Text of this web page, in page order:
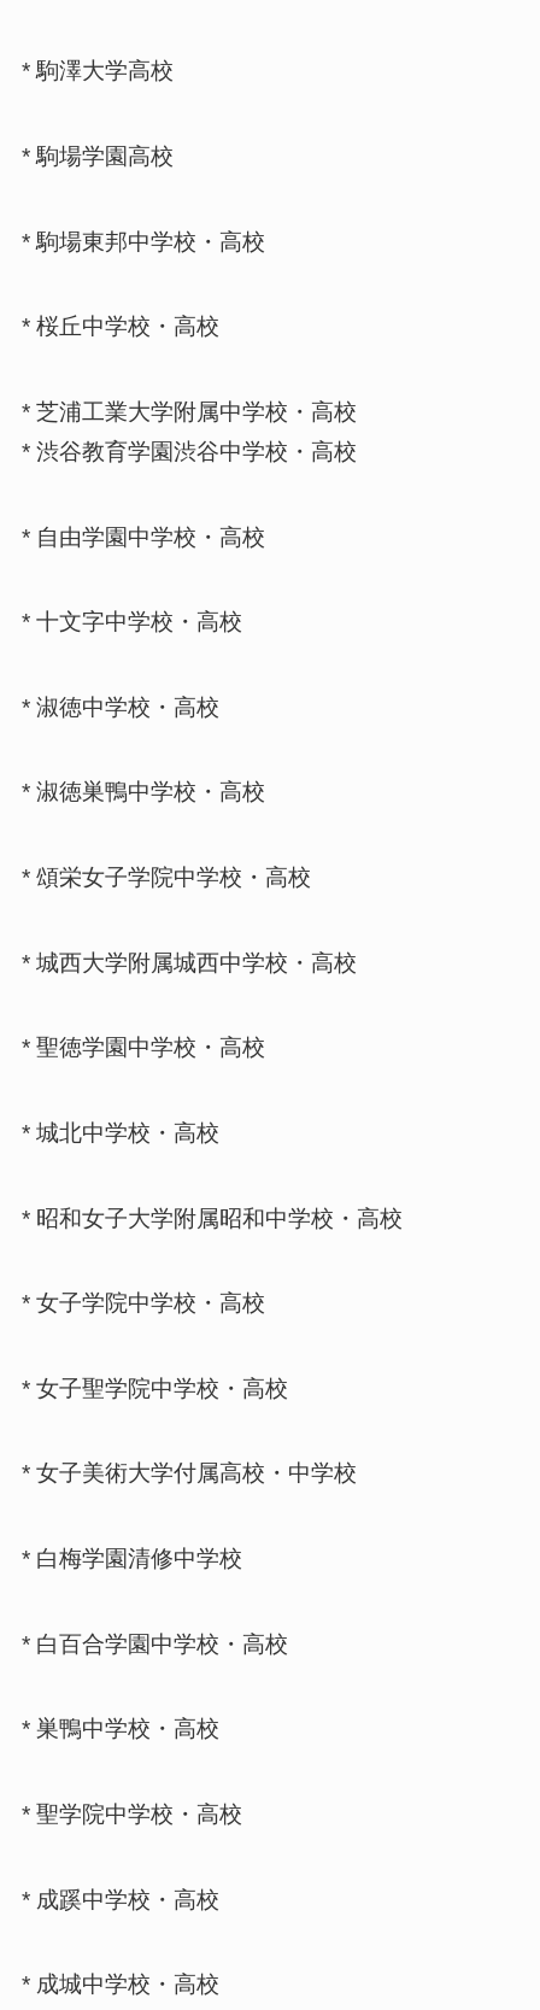
* 駒澤大学高校
* 駒場学園高校
* 駒場東邦中学校・高校
* 桜丘中学校・高校
* 芝浦工業大学附属中学校・高校
* 渋谷教育学園渋谷中学校・高校
* 自由学園中学校・高校
* 十文字中学校・高校
* 淑徳中学校・高校
* 淑徳巣鴨中学校・高校
* 頌栄女子学院中学校・高校
* 城西大学附属城西中学校・高校
* 聖徳学園中学校・高校
* 城北中学校・高校
* 昭和女子大学附属昭和中学校・高校
* 女子学院中学校・高校
* 女子聖学院中学校・高校
* 女子美術大学付属高校・中学校
* 白梅学園清修中学校
* 白百合学園中学校・高校
* 巣鴨中学校・高校
* 聖学院中学校・高校
* 成蹊中学校・高校
* 成城中学校・高校